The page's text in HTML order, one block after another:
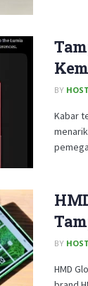
BY
Kabar
BY
HMD